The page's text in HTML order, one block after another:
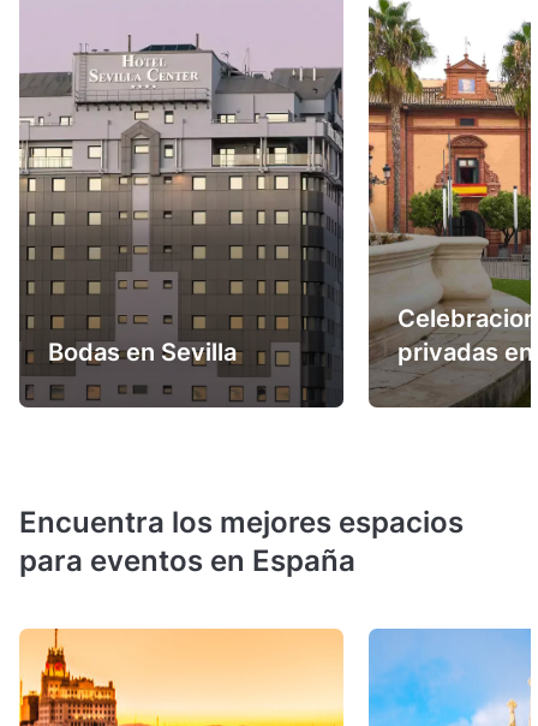
Bodas en Sevilla
privadas
Encuentra los mejores espacios
para eventos en España